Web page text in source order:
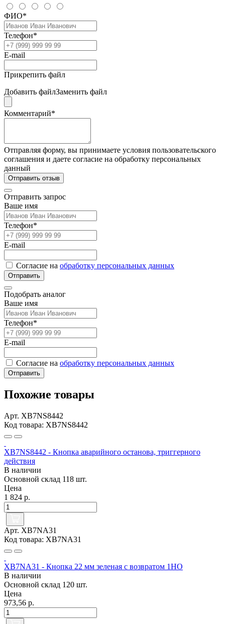
ФИО*
Телефон*
E-mail
Прикрепить файл
Добавить файлЗаменить файл
Комментарий*
Отправляя форму, вы принимаете условия пользовательского
соглашения и даете согласие на обработку персональных
данный
Отправить отзыв
Отправить запрос
Ваше имя
Телефон*
E-mail
Согласие на обработку персональных данных
Отправить
Подобрать аналог
Ваше имя
Телефон*
E-mail
Согласие на обработку персональных данных
Отправить
Похожие товары
Арт. XB7NS8442
Код товара: XB7NS8442
XB7NS8442 - Кнопка аварийного останова, триггерного
действия
В наличии
Основной склад 118 шт.
Цена
1 824 р.
Арт. XB7NA31
Код товара: XB7NA31
XB7NA31 - Кнопка 22 мм зеленая с возвратом 1НО
В наличии
Основной склад 120 шт.
Цена
973,56 р.